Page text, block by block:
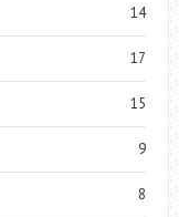
14
17
15
9
8